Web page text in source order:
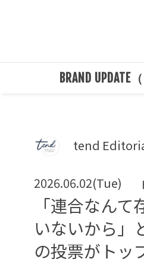
BRAND
tend
2026.06.02(Tue)
「連合なん
いないから」
の投票がトッ